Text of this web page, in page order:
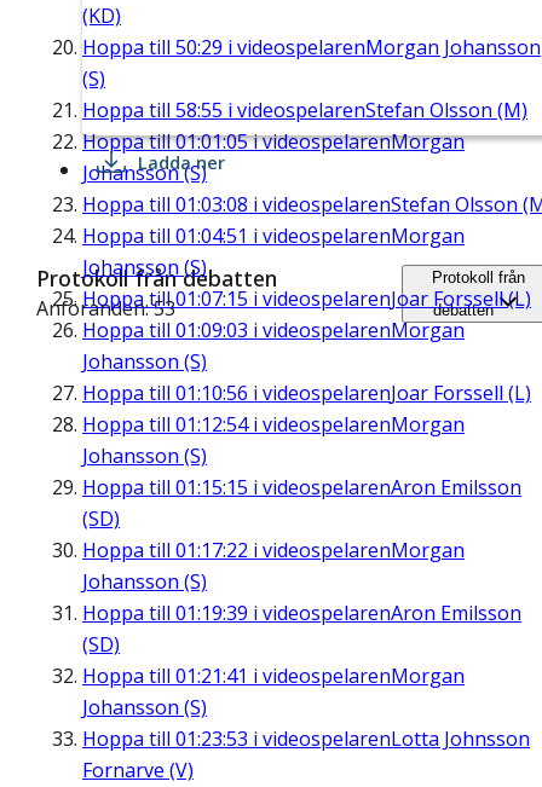
(KD)
Hoppa till 50:29 i videospelarenMorgan Johansson
(S)
Hoppa till 58:55 i videospelarenStefan Olsson (M)
Hoppa till01:01:05i videospelarenMorgan
Johansson (S)
Hoppa till 01:03:08 i videospelarenStefan Olsson
Hoppa till 01:04:51 i videospelarenMorgan
Johansson (S)
Hoppa till01:07:15 i videospelarenJoar Forssell (L)
Hoppa till 01:09:03 i videospelarenMorgan
Johansson (S)
Hoppa till 01:10:56 i videospelarenJoar Forssell (L)
Hoppa till 01:12:54i videospelarenMorgan
Johansson (S)
Hoppa till 01:15:15 i videospelarenAron Emilsson
(SD)
Hoppa till 01:17:22 i videospelarenMorgan
Johansson (S)
Hoppa till 01:19:39 i videospelarenAron Emilsson
(SD)
Hoppa till 01:21:41 i videospelarenMorgan
Johansson (S)
Hoppa till 01:23:53 i videospelarenLotta Johnsson
Fornarve (V)
Ladda ner
Protokoll från debatten
Anföranden: 53
Protokoll från
debatten